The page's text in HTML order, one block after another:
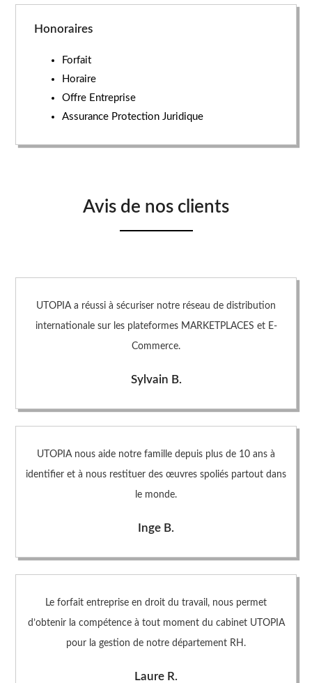
Honoraires
Forfait
Horaire
Offre Entreprise
Assurance Protection Juridique
Avis de nos clients
UTOPIA a réussi à sécuriser notre réseau de distribution
internationale sur les plateformes MARKETPLACES et E-
Commerce.
Sylvain B.
UTOPIA nous aide notre famille depuis plus de 10 ans à
identifier et à nous restituer des œuvres spoliés partout dans
le monde.
Inge B.
Le forfait entreprise en droit du travail, nous permet
d’obtenir la compétence à tout moment du cabinet UTOPIA
pour la gestion de notre département RH.
Laure R.